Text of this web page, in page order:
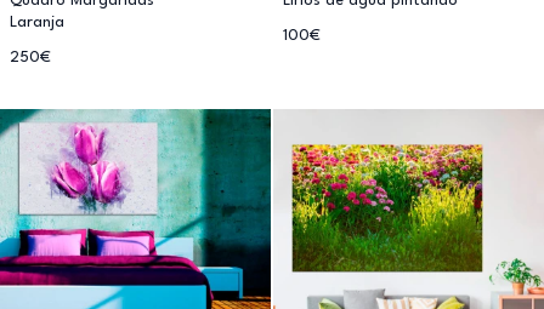
Laranja
250€
100€